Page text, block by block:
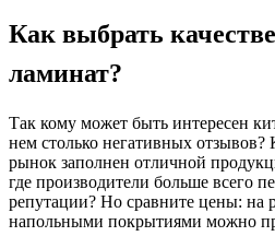
Как выбрать
ламинат?
Так кому может быть интересен
нем столько негативных отзывов?
рынок заполнен отличной
где производители больше всего
репутации? Но сравните цены: на
напольными покрытиями можно